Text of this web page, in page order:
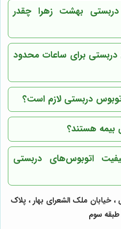
دربستی بهشت زهرا چقدر
دربستی برای ساعات محدود
دربستی لازم است؟
بیمه هستند؟
اتوبوس‌های دربستی
، خیابان ملک الشعرای بهار ، پلاک